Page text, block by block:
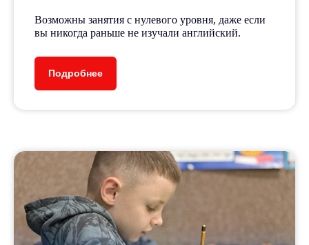
Возможны занятия с нулевого уровня, даже если
вы никогда раньше не изучали английский.
Подробнее
Бесплатное входное
тестирование.
Авторская система
подготовки по различным
Мини-группы до 5 человек.
Опытные педагоги-тьютеры
уделяют внимание каждому